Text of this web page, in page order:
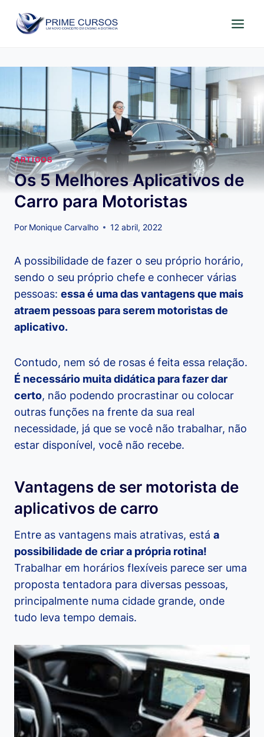
para
ARTIGOS
Os 5 Melhores Aplicativos de
Carro para Motoristas
Por Monique Carvalho 12 abril, 2022
A possibilidade de fazer o seu próprio horário,
sendo o seu próprio chefe e conhecer várias
pessoas: essa é uma das vantagens que mais
atraem pessoas para serem motoristas de
aplicativo.
Contudo, nem só de rosas é feita essa relação.
É necessário muita didática para fazer dar
certo, não podendo procrastinar ou colocar
outras funções na frente da sua real
necessidade, já que se você não trabalhar, não
estar disponível, você não recebe.
Vantagens de ser motorista de
aplicativos de carro
Entre as vantagens mais atrativas, está a
possibilidade de criar a própria rotina!
Trabalhar em horários flexíveis parece ser uma
proposta tentadora para diversas pessoas,
principalmente numa cidade grande, onde
tudo leva tempo demais.